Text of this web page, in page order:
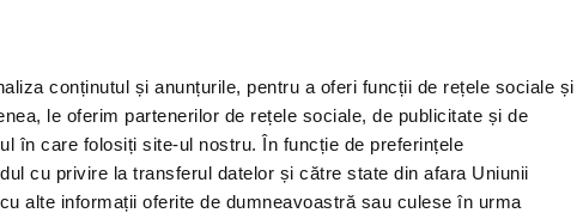
conținutul și anunțurile, pentru a oferi funcții de rețele sociale și
le oferim partenerilor de rețele sociale, de publicitate și de
în care folosiți site-ul nostru. În funcție de preferințele
cu privire la transferul datelor și către state din afara Uniunii
alte informații oferite de dumneavoastră sau culese în urma
Despre noi Produse Proiecte Promoții